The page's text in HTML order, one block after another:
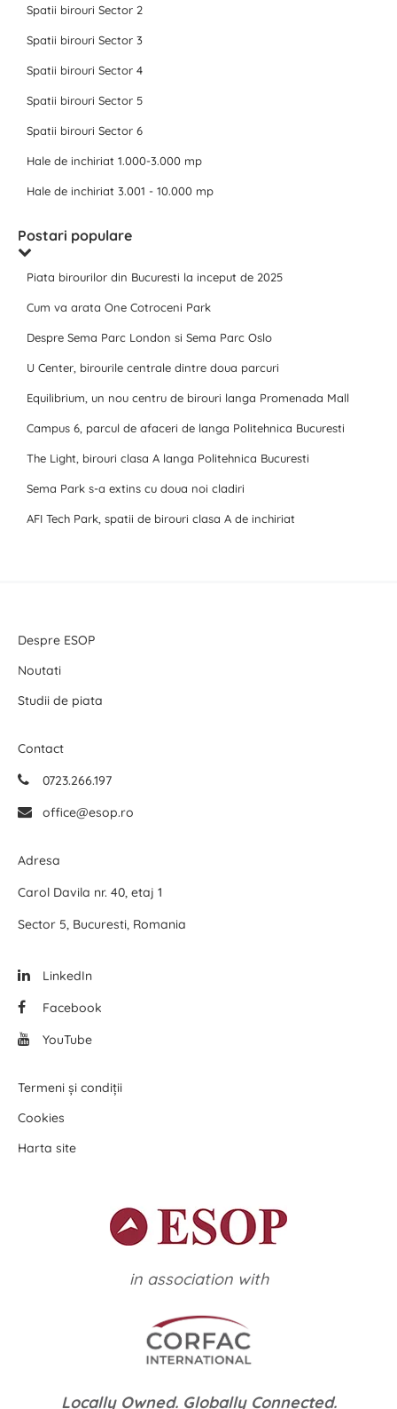
Spatii birouri Sector 2
Spatii birouri Sector 3
Spatii birouri Sector 4
Spatii birouri Sector 5
Spatii birouri Sector 6
Hale de inchiriat 1.000-3.000 mp
Hale de inchiriat 3.001 - 10.000 mp
Postari populare
Piata birourilor din Bucuresti la inceput de 2025
Cum va arata One Cotroceni Park
Despre Sema Parc London si Sema Parc Oslo
U Center, birourile centrale dintre doua parcuri
Equilibrium, un nou centru de birouri langa Promenada Mall
Campus 6, parcul de afaceri de langa Politehnica Bucuresti
The Light, birouri clasa A langa Politehnica Bucuresti
Sema Park s-a extins cu doua noi cladiri
AFI Tech Park, spatii de birouri clasa A de inchiriat
Despre ESOP
Noutati
Studii de piata
Contact
0723.266.197
office@esop.ro
Adresa
Carol Davila nr. 40, etaj 1
Sector 5, Bucuresti, Romania
LinkedIn
Facebook
YouTube
Termeni și condiții
Cookies
Harta site
in association with
Locally Owned. Globally Connected.